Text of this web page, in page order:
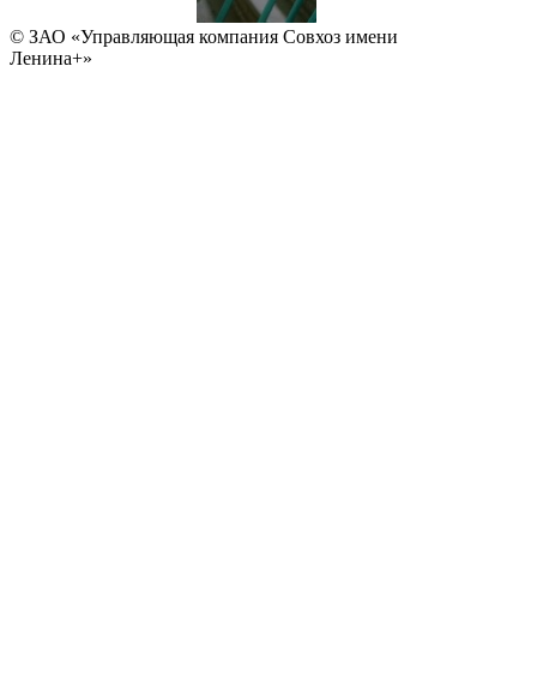
© ЗАО «Управляющая компания Совхоз имени
Ленина+»